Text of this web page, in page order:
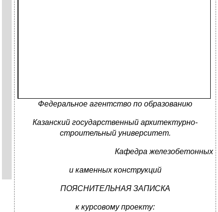
Федеральное агентство по образованию
Казанский государственный архитектурно-
строительный университет.
Кафедра железобетонных
и каменных конструкций
ПОЯСНИТЕЛЬНАЯ ЗАПИСКА
к курсовому проекту: